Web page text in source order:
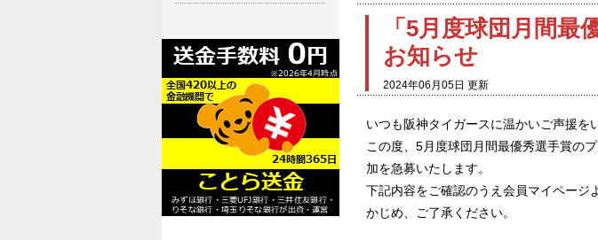
「5月度球団月間
お知らせ
2024年06月05日 更新
いつも阪神タイガースに温かいご声援を
この度、5月度球団月間最優秀選手賞の
加を急募いたします。
下記内容をご確認のうえ会員マイページ
かじめ、ご了承ください。